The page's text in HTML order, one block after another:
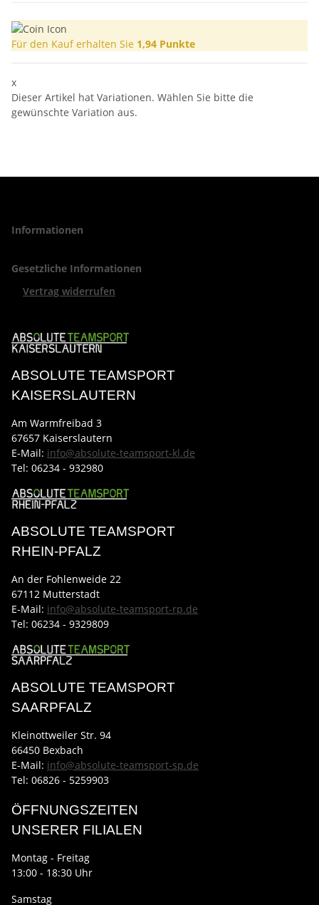
Für den Kauf erhalten Sie 1,94 Punkte
x
Dieser Artikel hat Variationen. Wählen Sie bitte die
gewünschte Variation aus.
Informationen
Gesetzliche Informationen
Vertrag widerrufen
ABSOLUTE TEAMSPORT
KAISERSLAUTERN
Am Warmfreibad 3
67657 Kaiserslautern
E-Mail: info@absolute-teamsport-kl.de
Tel: 06234 - 932980
ABSOLUTE TEAMSPORT
RHEIN-PFALZ
An der Fohlenweide 22
67112 Mutterstadt
E-Mail: info@absolute-teamsport-rp.de
Tel: 06234 - 9329809
ABSOLUTE TEAMSPORT
SAARPFALZ
Kleinottweiler Str. 94
66450 Bexbach
E-Mail: info@absolute-teamsport-sp.de
Tel: 06826 - 5259903
ÖFFNUNGSZEITEN
UNSERER FILIALEN
Montag - Freitag
13:00 - 18:30 Uhr
Samstag